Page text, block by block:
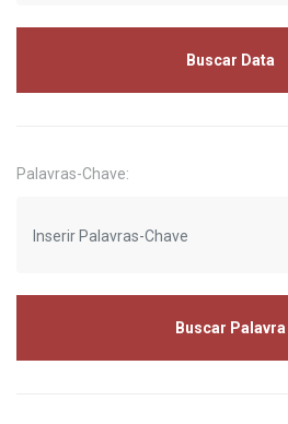
Buscar Data
Palavras-Chave:
Buscar Palavra